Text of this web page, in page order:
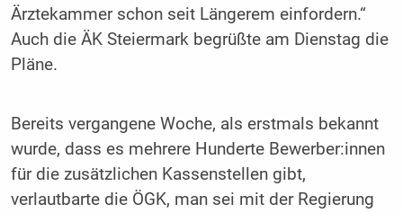
Ärztekammer schon seit Längerem einfordern.“
Auch die ÄK Steiermark begrüßte am Dienstag die
Pläne.
Bereits vergangene Woche, als erstmals bekannt
wurde, dass es mehrere Hunderte Bewerber:innen
für die zusätzlichen Kassenstellen gibt,
verlautbarte die ÖGK, man sei mit der Regierung